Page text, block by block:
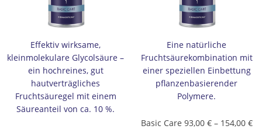
Effektiv wirksame,
kleinmolekulare Glycolsäure –
ein hochreines, gut
hautverträgliches
Fruchtsäuregel mit einem
Säureanteil von ca. 10 %.
gewählt
Eine natürliche
Fruchtsäurekombination mit
einer speziellen Einbettung
pflanzenbasierender
Polymere.
Basic Care 93,00 € – 154,00 €